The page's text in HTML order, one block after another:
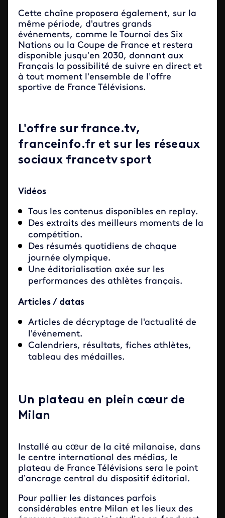
Cette chaîne proposera également, sur la
même période, d'autres grands
événements, comme le Tournoi des Six
Nations ou la Coupe de France et restera
disponible jusqu’en 2030, donnant aux
Français la possibilité de suivre en direct et
à tout moment l’ensemble de l’offre
sportive de France Télévisions.
L'offre sur france.tv,
franceinfo.fr et sur les réseaux
sociaux francetv sport
Vidéos
Tous les contenus disponibles en replay.
Des extraits des meilleurs moments de la
compétition.
Des résumés quotidiens de chaque
journée olympique.
Une éditorialisation axée sur les
performances des athlètes français.
Articles / datas
Articles de décryptage de l'actualité de
l'événement.
Calendriers, résultats, fiches athlètes,
tableau des médailles.
Un plateau en plein cœur de
Milan
Installé au cœur de la cité milanaise, dans
le centre international des médias, le
plateau de France Télévisions sera le point
d’ancrage central du dispositif éditorial.
Pour pallier les distances parfois
considérables entre Milan et les lieux des